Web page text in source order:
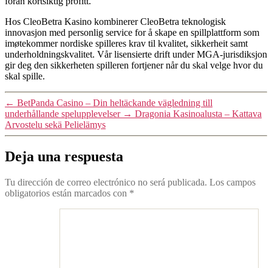
Hos CleoBetra Kasino kombinerer CleoBetra teknologisk
innovasjon med personlig service for å skape en spillplattform som
imøtekommer nordiske spilleres krav til kvalitet, sikkerheit samt
underholdningskvalitet. Vår lisensierte drift under MGA-jurisdiksjon
gir deg den sikkerheten spilleren fortjener når du skal velge hvor du
skal spille.
← BetPanda Casino – Din heltäckande vägledning till
underhållande spelupplevelser → Dragonia Kasinoalusta – Kattava
Arvostelu sekä Pelielämys
Deja una respuesta
Tu dirección de correo electrónico no será publicada. Los campos
obligatorios están marcados con *